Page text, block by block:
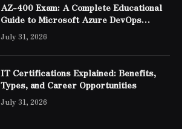
AZ-400 Exam: A Complete Educational
Guide to Microsoft Azure DevOps
Engineer Expert Certification
July 31, 2026
IT Certifications Explained: Benefits,
Types, and Career Opportunities
July 31, 2026